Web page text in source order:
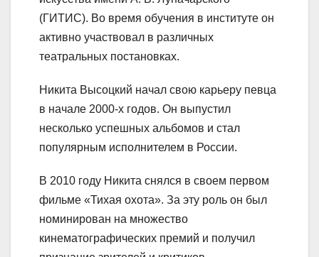
(ГИТИС). Во время обучения в институте он
активно участвовал в различных
театральных постановках.
Никита Высоцкий начал свою карьеру певца
в начале 2000-х годов. Он выпустил
несколько успешных альбомов и стал
популярным исполнителем в России.
В 2010 году Никита снялся в своем первом
фильме «Тихая охота». За эту роль он был
номинирован на множество
кинематографических премий и получил